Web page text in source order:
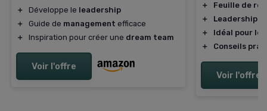
＋ Développe le leadership
＋
Guide de management efficace
＋
Inspiration pour créer une dream team
Voir l'offre
＋
Feuille de
＋
Leadership
＋
Idéal pour
＋
Conseils
Voir l'offre